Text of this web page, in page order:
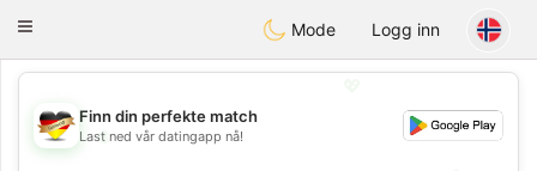
Deutsch Dating
Toggle
Mode Logg inn
💖
Finn din perfekte match
Last ned vår datingapp nå!